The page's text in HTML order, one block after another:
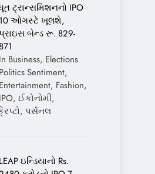
ટ્રાન્સમિશનનો IPO
10 ઓગસ્ટે ખૂલશે,
બેન્ડ રૂ. 829-
In Business, Elections
Politics Sentiment,
Entertainment, Fashion,
IPO, ઈકોનોમી,
પર્સનલ
LEAP ઇન્ડિયાનો Rs.